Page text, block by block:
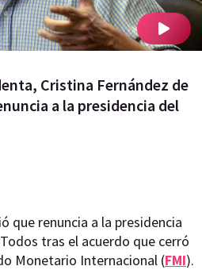
Cristina Fernández de
a la presidencia del
que renuncia a la presidencia
tras el acuerdo que cerró
Monetario Internacional (FMI).